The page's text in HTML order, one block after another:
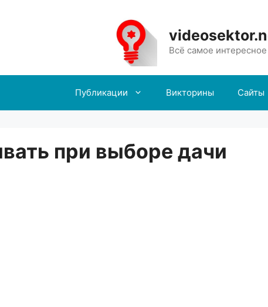
Всё самое интересное
Публикации Викторины Сайты
при выборе дачи